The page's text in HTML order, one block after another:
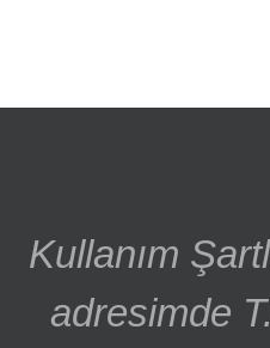
Kullanım
adresimde